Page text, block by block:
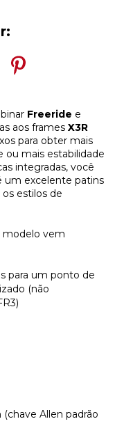
Freeride e
aos frames X3R
para obter mais
ou mais estabilidade
integradas, você
um excelente patins
estilos de
modelo vem
para um ponto de
(não
Allen padrão